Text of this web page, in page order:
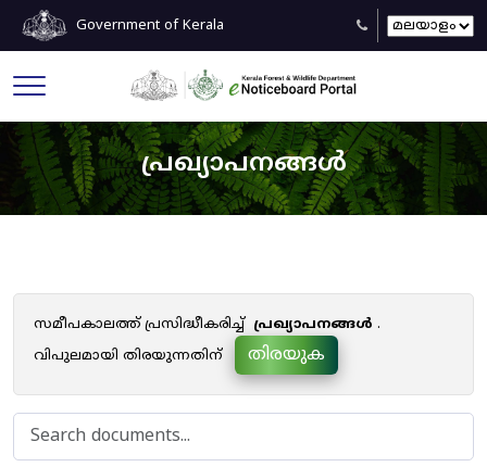
Government of Kerala
പ്രഖ്യാപനങ്ങൾ
സമീപകാലത്ത് പ്രസിദ്ധീകരിച്ച് പ്രഖ്യാപനങ്ങൾ .
വിപുലമായി തിരയുന്നതിന്
തിരയുക